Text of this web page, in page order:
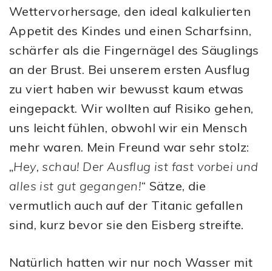
Wettervorhersage, den ideal kalkulierten
Appetit des Kindes und einen Scharfsinn,
schärfer als die Fingernägel des Säuglings
an der Brust. Bei unserem ersten Ausflug
zu viert haben wir bewusst kaum etwas
eingepackt. Wir wollten auf Risiko gehen,
uns leicht fühlen, obwohl wir ein Mensch
mehr waren. Mein Freund war sehr stolz:
„Hey, schau! Der Ausflug ist fast vorbei und
alles ist gut gegangen!“ Sätze, die
vermutlich auch auf der Titanic gefallen
sind, kurz bevor sie den Eisberg streifte.
Natürlich hatten wir nur noch Wasser mit